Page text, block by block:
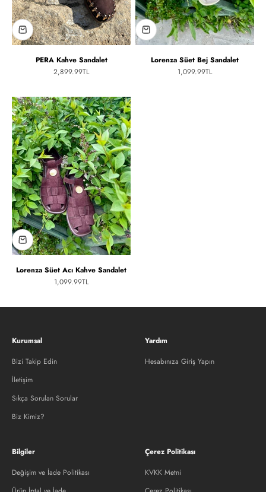
PERA Kahve Sandalet
İndirimli fiyat
2,899.99TL
Lorenza Süet Bej Sandalet
İndirimli fiyat
1,099.99TL
Lorenza Süet Acı Kahve Sandalet
İndirimli fiyat
1,099.99TL
Kurumsal
Bizi Takip Edin
İletişim
Sıkça Sorulan Sorular
Biz Kimiz?
Yardım
Hesabınıza Giriş Yapın
Bilgiler
Değişim ve İade Politikası
Çerez Politikası
KVKK Metni